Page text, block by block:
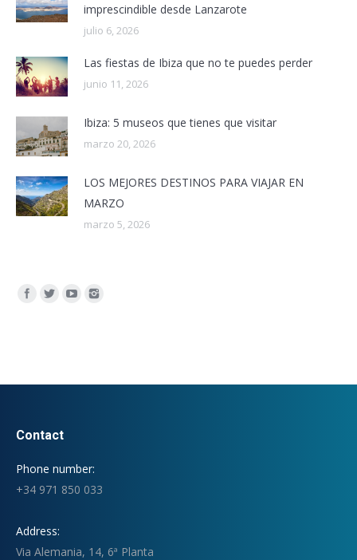
imprescindible desde Lanzarote
julio 6, 2026
Las fiestas de Ibiza que no te puedes perder
junio 11, 2026
Ibiza: 5 museos que tienes que visitar
marzo 20, 2026
LOS MEJORES DESTINOS PARA VIAJAR EN
MARZO
marzo 5, 2026
Encuéntranos en:
Contact
Phone number:
+34 971 850 033
Address:
Via Alemania, 14, 6ª Planta